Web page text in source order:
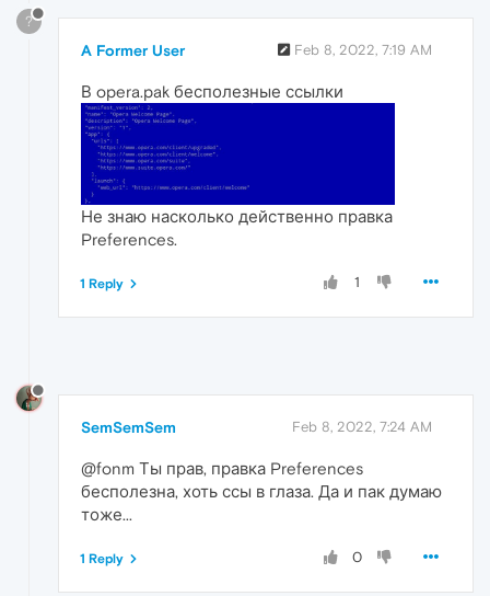
?
A Former User Feb 8, 2022, 7:19 AM
В opera.pak бесполезные ссылки
Не знаю насколько действенно правка
Preferences.
1
1 Reply
SemSemSem Feb 8, 2022, 7:24 AM
@fonm Ты прав, правка Preferences
бесполезна, хоть ссы в глаза. Да и пак думаю
тоже...
0
1 Reply